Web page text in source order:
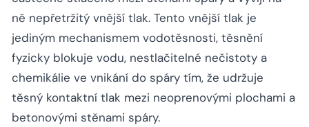
ně nepřetržitý vnější tlak. Tento vnější tlak je
jediným mechanismem vodotěsnosti, těsnění
fyzicky blokuje vodu, nestlačitelné nečistoty a
chemikálie ve vnikání do spáry tím, že udržuje
těsný kontaktní tlak mezi neoprenovými plochami a
betonovými stěnami spáry.